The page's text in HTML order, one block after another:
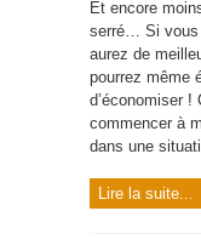
Et encore
serré… Si vous
aurez de
pourrez même
d’économiser !
commencer à
dans une
Lire la suite...